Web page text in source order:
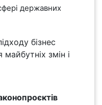
державних
бізнес
змін і